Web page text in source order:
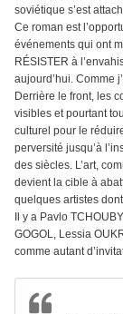
soviétique s’est
Ce roman est
événements qui ont
RÉSISTER à
aujourd’hui. Comme
Derrière le front, les
visibles et pourtant
culturel pour le
perversité jusqu’à
des siècles. L’art,
devient la cible à
quelques artistes
Il y a Pavlo
GOGOL, Lessia
comme autant